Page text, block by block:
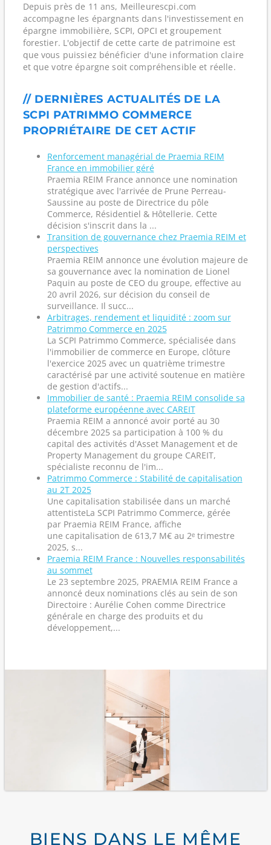
Depuis près de 11 ans, Meilleurescpi.com
accompagne les épargnants dans l'investissement en
épargne immobilière, SCPI, OPCI et groupement
forestier. L'objectif de cette carte de patrimoine est
que vous puissiez bénéficier d'une information claire
et que votre épargne soit compréhensible et réelle.
// DERNIÈRES ACTUALITÉS DE LA
SCPI PATRIMMO COMMERCE
PROPRIÉTAIRE DE CET ACTIF
Renforcement managérial de Praemia REIM
France en immobilier géré
Praemia REIM France annonce une nomination
stratégique avec l'arrivée de Prune Perreau-
Saussine au poste de Directrice du pôle
Commerce, Résidentiel & Hôtellerie. Cette
décision s'inscrit dans la ...
Transition de gouvernance chez Praemia REIM et
perspectives
Praemia REIM annonce une évolution majeure de
sa gouvernance avec la nomination de Lionel
Paquin au poste de CEO du groupe, effective au
20 avril 2026, sur décision du conseil de
surveillance. Il succ...
Arbitrages, rendement et liquidité : zoom sur
Patrimmo Commerce en 2025
La SCPI Patrimmo Commerce, spécialisée dans
l'immobilier de commerce en Europe, clôture
l'exercice 2025 avec un quatrième trimestre
caractérisé par une activité soutenue en matière
de gestion d'actifs...
Immobilier de santé : Praemia REIM consolide sa
plateforme européenne avec CAREIT
Praemia REIM a annoncé avoir porté au 30
décembre 2025 sa participation à 100 % du
capital des activités d'Asset Management et de
Property Management du groupe CAREIT,
spécialiste reconnu de l'im...
Patrimmo Commerce : Stabilité de capitalisation
au 2T 2025
Une capitalisation stabilisée dans un marché
attentisteLa SCPI Patrimmo Commerce, gérée
par Praemia REIM France, affiche
une capitalisation de 613,7 M€ au 2ᵉ trimestre
2025, s...
Praemia REIM France : Nouvelles responsabilités
au sommet
Le 23 septembre 2025, PRAEMIA REIM France a
annoncé deux nominations clés au sein de son
Directoire : Aurélie Cohen comme Directrice
générale en charge des produits et du
développement,...
BIENS DANS LE MÊME